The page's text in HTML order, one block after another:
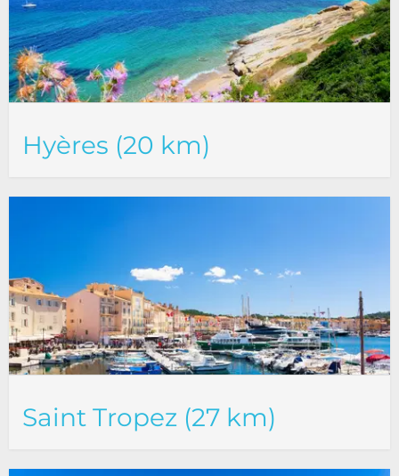
Hyères (20 km)
Saint Tropez (27 km)